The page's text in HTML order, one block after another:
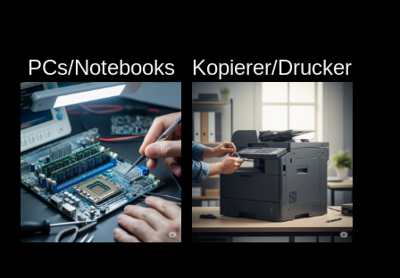
PCs/Notebooks Kopierer/Drucker